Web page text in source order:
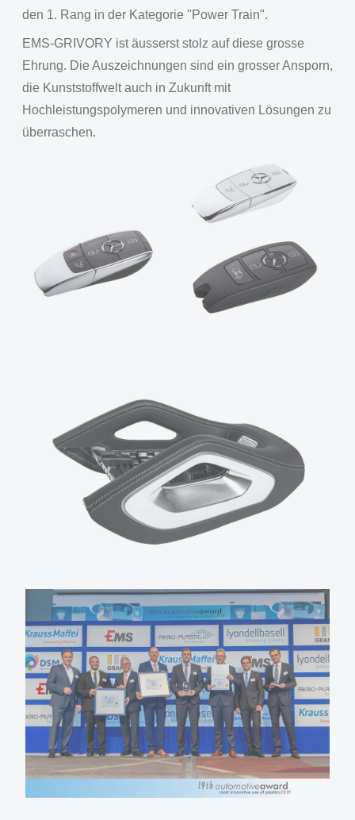
den 1. Rang in der Kategorie "Power Train".
EMS-GRIVORY ist äusserst stolz auf diese grosse
Ehrung. Die Auszeichnungen sind ein grosser Ansporn,
die Kunststoffwelt auch in Zukunft mit
Hochleistungspolymeren und innovativen Lösungen zu
überraschen.